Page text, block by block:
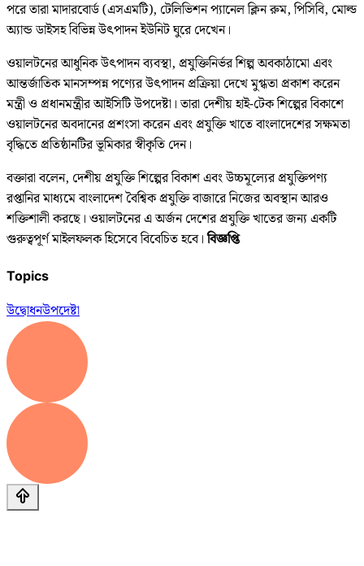
পরে তারা মাদারবোর্ড (এসএমটি), টেলিভিশন প্যানেল ক্লিন রুম, পিসিবি, মোল্ড
অ্যান্ড ডাইসহ বিভিন্ন উৎপাদন ইউনিট ঘুরে দেখেন।
ওয়ালটনের আধুনিক উৎপাদন ব্যবস্থা, প্রযুক্তিনির্ভর শিল্প অবকাঠামো এবং
আন্তর্জাতিক মানসম্পন্ন পণ্যের উৎপাদন প্রক্রিয়া দেখে মুগ্ধতা প্রকাশ করেন
মন্ত্রী ও প্রধানমন্ত্রীর আইসিটি উপদেষ্টা। তারা দেশীয় হাই-টেক শিল্পের বিকাশে
ওয়ালটনের অবদানের প্রশংসা করেন এবং প্রযুক্তি খাতে বাংলাদেশের সক্ষমতা
বৃদ্ধিতে প্রতিষ্ঠানটির ভূমিকার স্বীকৃতি দেন।
বক্তারা বলেন, দেশীয় প্রযুক্তি শিল্পের বিকাশ এবং উচ্চমূল্যের প্রযুক্তিপণ্য
রপ্তানির মাধ্যমে বাংলাদেশ বৈশ্বিক প্রযুক্তি বাজারে নিজের অবস্থান আরও
শক্তিশালী করছে। ওয়ালটনের এ অর্জন দেশের প্রযুক্তি খাতের জন্য একটি
গুরুত্বপূর্ণ মাইলফলক হিসেবে বিবেচিত হবে।বিজ্ঞপ্তি
Topics
উদ্বোধনউপদেষ্টা